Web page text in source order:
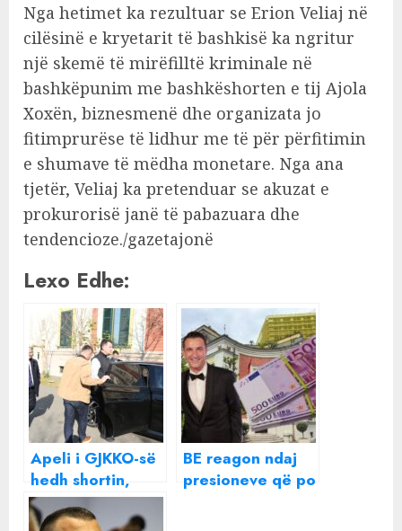
Nga hetimet ka rezultuar se Erion Veliaj në
cilësinë e kryetarit të bashkisë ka ngritur
një skemë të mirëfilltë kriminale në
bashkëpunim me bashkëshorten e tij Ajola
Xoxën, biznesmenë dhe organizata jo
fitimprurëse të lidhur me të për përfitimin
e shumave të mëdha monetare. Nga ana
tjetër, Veliaj ka pretenduar se akuzat e
prokurorisë janë të pabazuara dhe
tendencioze./gazetajonë
Lexo Edhe:
Apeli i GJKKO-së
hedh shortin,
gjyqtari Engert
Pëllumbi vendos
BE reagon ndaj
presioneve që po